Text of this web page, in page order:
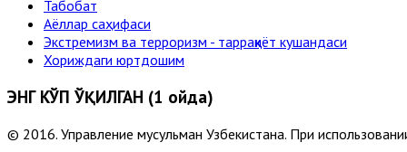
Табобат
Аёллар саҳифаси
Экстремизм ва терроризм - тарраққиёт кушандаси
Хориждаги юртдошим
ЭНГ КЎП ЎҚИЛГАН (1 ойда)
© 2016. Управление мусульман Узбекистана. При